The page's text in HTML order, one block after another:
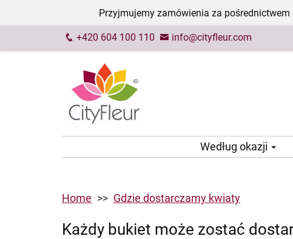
Przyjmujemy zamówienia za
+420 604 100 110 info@cityfleur.com
Według okazji
Home Gdzie dostarczamy kwiaty
Każdy bukiet może zostać